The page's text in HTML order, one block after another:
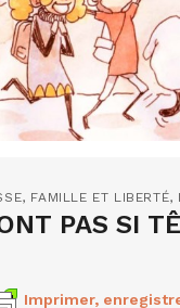
, FAMILLE ET LIBERTÉ,
PAS SI
Imprimer,